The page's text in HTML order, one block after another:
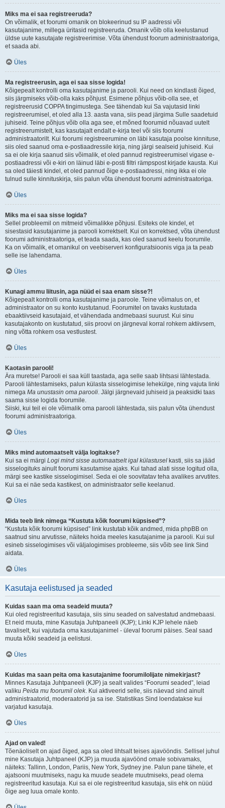
Miks ma ei saa registreeruda?
On võimalik, et foorumi omanik on blokeerinud su IP aadressi või
kasutajanime, millega üritasid registreeruda. Omanik võib olla keelustanud
üldse uute kasutajate registreerimise. Võta ühendust foorum administraatoriga,
et saada abi.
Üles
Ma registreerusin, aga ei saa sisse logida!
Kõigepealt kontrolli oma kasutajanime ja parooli. Kui need on kindlasti õiged,
siis järgmiseks võib-olla kaks põhjust. Esimene põhjus võib-olla see, et
registreerusid COPPA tingimustega. See tähendab kui Sa vajutasid linki
registreerumisel, et oled alla 13. aasta vana, siis pead järgima Sulle saadetuid
juhiseid. Teine põhjus võib olla aga see, et mõned foorumid nõuavad uutelt
registreerumistelt, kas kasutajalt endalt e-kirja teel või siis foorumi
administraatorilt. Kui foorumi registreerumine on läbi kasutaja poolse kinnituse,
siis oled saanud oma e-postiaadressile kirja, ning järgi sealseid juhiseid. Kui
sa ei ole kirja saanud siis võimalik, et oled pannud registreerumisel vigase e-
postiaadressi või e-kiri on läinud läbi e-posti filtri rämpspost kirjade kausta. Kui
sa oled täiesti kindel, et oled pannud õige e-postiaadressi, ning ikka ei ole
tulnud sulle kinnituskirja, siis palun võta ühendust foorumi administraatoriga.
Üles
Miks ma ei saa sisse logida?
Sellel probleemil on mitmeid võimalikke põhjusi. Esiteks ole kindel, et
sisestasid kasutajanime ja parooli korrektselt. Kui on korrektsed, võta ühendust
foorumi administraatoriga, et teada saada, kas oled saanud keelu foorumile.
Ka on võimalik, et omanikul on veebiserveri konfiguratsioonis viga ja ta peab
selle ise lahendama.
Üles
Kunagi ammu liitusin, aga nüüd ei saa enam sisse?!
Kõigepealt kontrolli oma kasutajanime ja paroole. Teine võimalus on, et
administraator on su konto kustutanud. Foorumitel on tavaks kustutada
ebaaktiivseid kasutajaid, et vähendada andmebaasi suurust. Kui sinu
kasutajakonto on kustutatud, siis proovi on järgneval korral rohkem aktiivsem,
ning võtta rohkem osa vestlustest.
Üles
Kaotasin parooli!
Ära muretse! Parooli ei saa küll taastada, aga selle saab lihtsasi lähtestada.
Parooli lähtestamiseks, palun külasta sisselogimise lehekülge, ning vajuta linki
nimega Ma unustasin oma parooli. Jälgi järgnevaid juhiseid ja peaksidki taas
saama sisse logida foorumile.
Siiski, kui teil ei ole võimalik oma parooli lähtestada, siis palun võta ühendust
foorumi administraatoriga.
Üles
Miks mind automaatselt välja logitakse?
Kui sa ei märgi Logi mind sisse automaatselt igal külastusel kasti, siis sa jääd
sisselogituks ainult foorumi kasutamise ajaks. Kui tahad alati sisse logitud olla,
märgi see kastike sisselogimisel. Seda ei ole soovitatav teha avalikes arvutites.
Kui sa ei näe seda kastikest, on administraator selle keelanud.
Üles
Mida teeb link nimega “Kustuta kõik foorumi küpsised”?
“Kustuta kõik foorumi küpsised” link kustutab kõik andmed, mida phpBB on
saatnud sinu arvutisse, näiteks hoida meeles kasutajanime ja parooli. Kui sul
esineb sisselogimises või väljalogimises probleeme, siis võib see link Sind
aidata.
Üles
Kasutaja eelistused ja seaded
Kuidas saan ma oma seadeid muuta?
Kui oled registreeritud kasutaja, siis sinu seaded on salvestatud andmebaasi.
Et neid muuta, mine Kasutaja Juhtpaneeli (KJP); Linki KJP lehele näeb
tavaliselt, kui vajutada oma kasutajanimel - üleval foorumi päises. Seal saad
muuta kõiki seadeid ja eelistusi.
Üles
Kuidas ma saan peita oma kasutajanime foorumilolijate nimekirjast?
Minnes Kasutaja Juhtpaneeli (KJP) ja sealt valides “Foorumi seaded”, leiad
valiku Peida mu foorumil olek. Kui aktiveerid selle, siis näevad sind ainult
administraatorid, moderaatorid ja sa ise. Statistikas Sind loendatakse kui
varjatud kasutaja.
Üles
Ajad on valed!
Tõenäoliselt on ajad õiged, aga sa oled lihtsalt teises ajavööndis. Sellisel juhul
mine Kasutaja Juhtpaneel (KJP) ja muuda ajavöönd omale sobivamaks,
näiteks: Tallinn, London, Pariis, New York, Sydney jne. Palun pane tähele, et
ajatsooni muutmiseks, nagu ka muude seadete muutmiseks, pead olema
registreeritud kasutaja. Kui sa ei ole registreeritud kasutaja, siis ehk on nüüd
õige aeg luua omale konto.